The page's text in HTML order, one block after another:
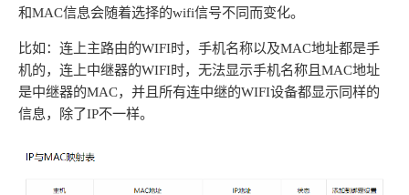
和MAC信息会随着选择的wifi信号不同而变化。
比如：连上主路由的WIFI时，手机名称以及MAC地址都是手
机的，连上中继器的WIFI时，无法显示手机名称且MAC地址
是中继器的MAC，并且所有连中继的WIFI设备都显示同样的
信息，除了IP不一样。